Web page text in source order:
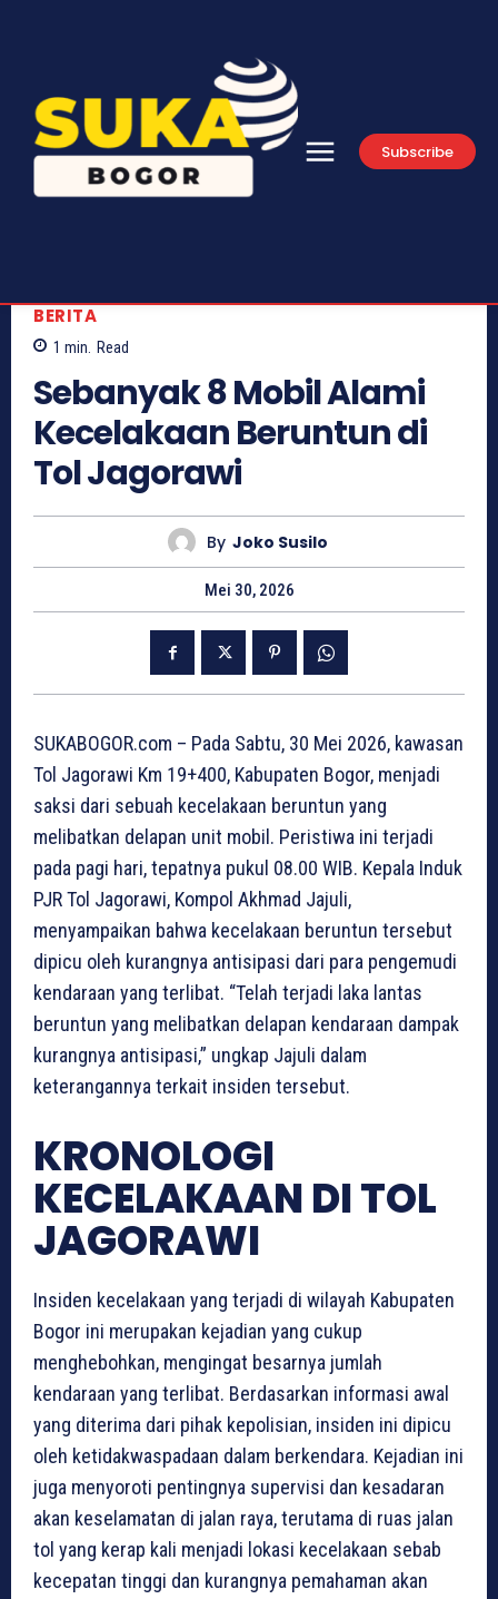
Subscribe
BERITA
1 min. Read
Sebanyak 8 Mobil Alami
Kecelakaan Beruntun di
Tol Jagorawi
By Joko Susilo
Mei 30, 2026
SUKABOGOR.com – Pada Sabtu, 30 Mei 2026, kawasan
Tol Jagorawi Km 19+400, Kabupaten Bogor, menjadi
saksi dari sebuah kecelakaan beruntun yang
melibatkan delapan unit mobil. Peristiwa ini terjadi
pada pagi hari, tepatnya pukul 08.00 WIB. Kepala Induk
PJR Tol Jagorawi, Kompol Akhmad Jajuli,
menyampaikan bahwa kecelakaan beruntun tersebut
dipicu oleh kurangnya antisipasi dari para pengemudi
kendaraan yang terlibat. “Telah terjadi laka lantas
beruntun yang melibatkan delapan kendaraan dampak
kurangnya antisipasi,” ungkap Jajuli dalam
keterangannya terkait insiden tersebut.
KRONOLOGI
KECELAKAAN DI TOL
JAGORAWI
Insiden kecelakaan yang terjadi di wilayah Kabupaten
Bogor ini merupakan kejadian yang cukup
menghebohkan, mengingat besarnya jumlah
kendaraan yang terlibat. Berdasarkan informasi awal
yang diterima dari pihak kepolisian, insiden ini dipicu
oleh ketidakwaspadaan dalam berkendara. Kejadian ini
juga menyoroti pentingnya supervisi dan kesadaran
akan keselamatan di jalan raya, terutama di ruas jalan
tol yang kerap kali menjadi lokasi kecelakaan sebab
kecepatan tinggi dan kurangnya pemahaman akan